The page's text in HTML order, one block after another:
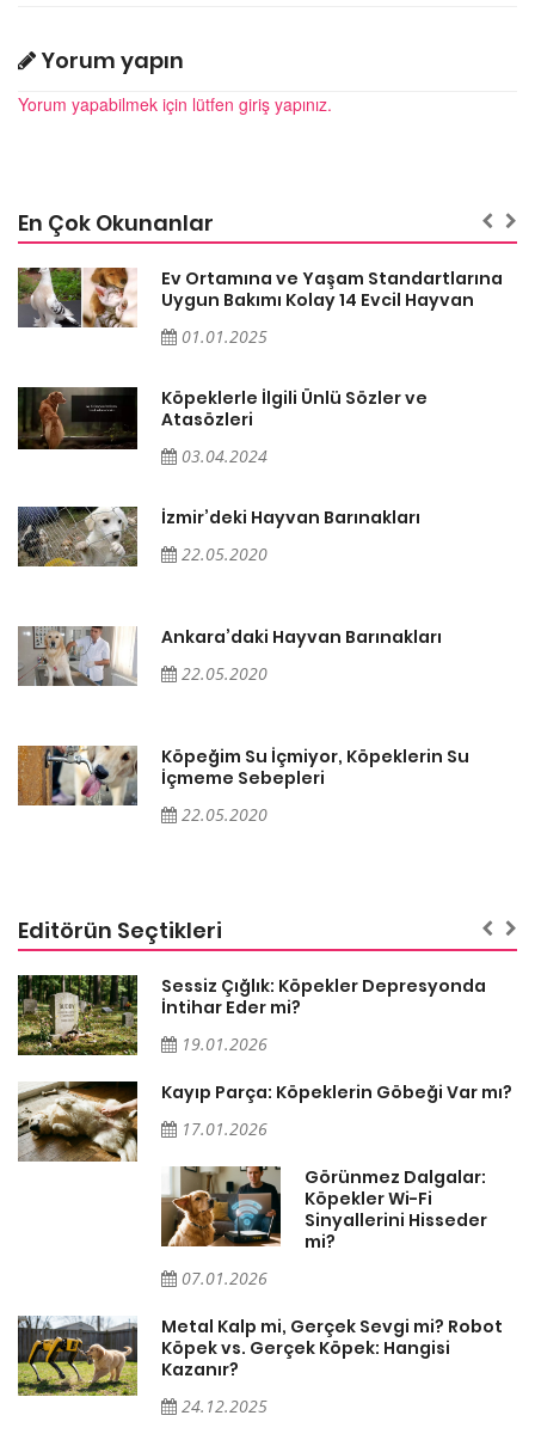
Yorum yapın
Yorum yapabilmek için lütfen giriş yapınız.
En Çok Okunanlar
Ev Ortamına ve Yaşam Standartlarına
Uygun Bakımı Kolay 14 Evcil Hayvan
01.01.2025
Köpeklerle İlgili Ünlü Sözler ve
Atasözleri
03.04.2024
İzmir’deki Hayvan Barınakları
22.05.2020
Ankara’daki Hayvan Barınakları
22.05.2020
Köpeğim Su İçmiyor, Köpeklerin Su
İçmeme Sebepleri
22.05.2020
Editörün Seçtikleri
Sessiz Çığlık: Köpekler Depresyonda
İntihar Eder mi?
19.01.2026
Kayıp Parça: Köpeklerin Göbeği Var mı?
17.01.2026
Görünmez Dalgalar:
Köpekler Wi-Fi
Sinyallerini Hisseder
mi?
07.01.2026
Metal Kalp mi, Gerçek Sevgi mi? Robot
Köpek vs. Gerçek Köpek: Hangisi
Kazanır?
24.12.2025